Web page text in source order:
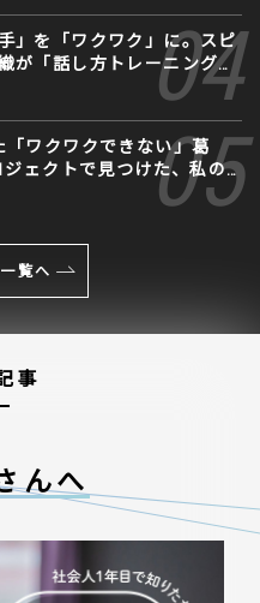
」を「ワクワク」に。スピ
が「話し方トレーニング」
ワクワクできない」葛
ジェクトで見つけた、私の
覧へ
事
んへ